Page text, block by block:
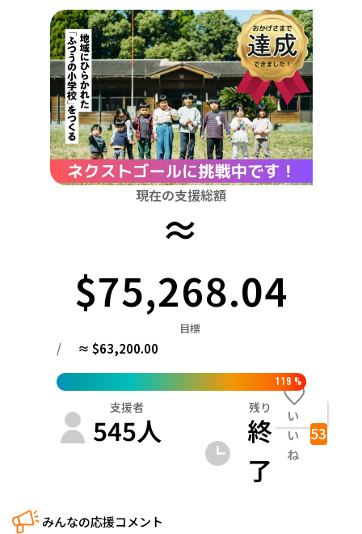
中国
四国
九州・沖縄
茨城 栃木 群馬 埼玉 千葉 東京
新潟 富山 石川 福井 山梨 長野
三重 滋賀 京都 大阪 兵庫 奈良
島根 岡山 広島 山口
現在の支援総額
≈
$75,268.04
目標
/ ≈ $63,200.00
119 %
支援者
545人
残り
終
了
い
い
ね
53
みんなの応援コメント